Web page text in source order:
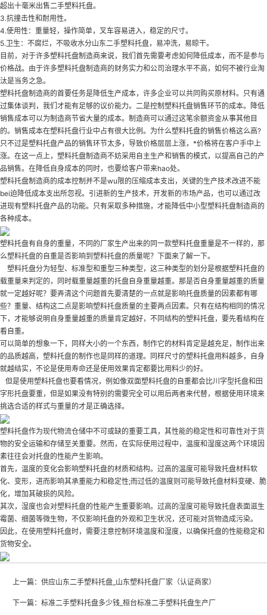
超出十毫米出售二手塑料托盘。
3.抗撞击性和耐用性。
4.使用性：重量轻，操作简单，叉车容易进入，稳定的尺寸。
5.卫生：不腐烂，不吸收水分山东二手塑料托盘，易冲洗，易晾干。
目前，对于许多塑料托盘制造商来说，我们首先需要考虑如何降低成本，而不是参与
价格战。由于许多塑料托盘制造商的财务实力和公司治理水平不高，如何不被行业淘
汰是当务之急。
塑料托盘制造商的首要任务是降低生产成本，许多企业可以共同购买原材料。只有通
过集体谈判，我们才能有足够的议价能力。二是控制塑料托盘销售环节的成本。降低
销售成本可以为制造商节省大量的成本。制造商可以通过这笔余额资金从事其他目
的。销售成本在塑料托盘行业中占有很大比例。为什么塑料托盘的销售价格这么高?
只不过是塑料托盘产品的销售环节太多，导致价格层层上涨，*价格将在客户手中上
涨。在这一点上，塑料托盘制造商不妨采用自主生产和销售的模式，以提高自己的产
品销售。在降低自身成本的同时，也要给客户带来hao处。
塑料托盘制造商的成本控制并不是wu限的压缩成本支出，关键的生产技术改进不能
bei迫降低成本支出所忽视。引进新的生产技术，开发新的市场产品，也可以通过改
进现有塑料托盘产品的功能。只有采取多种措施，才能降低中小型塑料托盘制造商的
各种成本。
塑料托盘有自身的重量，不同的厂家生产出来的同一款塑料托盘重量是不一样的，那
么塑料托盘的自重是否影响到塑料托盘的质量呢？下面来了解一下。
塑料托盘分为轻型、标准型和重型三种类型，这三种类型的划分是根据塑料托盘的
载重量来判定的，同时载重量越重的托盘自身重量越重。那是否自身重量越重的质量
就一定越好呢？要弄清这个问题首先要清楚的一点就是影响托盘质量的因素都有哪
些？重量、结构这二点是影响塑料托盘质量的主要两点因素。只有在结构相同的情况
下，才能够说明自身重量越重的质量肯定越好，不同结构的塑料托盘，要先看结构在
看自重。
可以简单的想象一下，同样大小的一个东西，制作它的材料肯定是越充足，制作出来
的品质越高，塑料托盘的制作也是同样的道理。同样尺寸的塑料托盘用料越多，自身
就越结实，不论是使用寿命还是使用效果肯定都要比用料少的好。
但是使用塑料托盘也要看情况，例如像双面塑料托盘的自重都会比川字型托盘和田
字形托盘要重，但是如果没有特别的需要完全可以用后两者来代替，根据使用环境来
挑选合适的样式与重量的才是正确选择。
塑料托盘作为现代物流仓储中不可或缺的重要工具，其性能的稳定性和可靠性对于货
物的安全运输和存储至关重要。然而，在实际使用过程中，温度和湿度这两个环境因
素往往会对托盘的性能产生影响。
首先，温度的变化会影响塑料托盘的材质和结构。过高的温度可能导致托盘材料软
化、变形，进而影响其承重能力和稳定性;而过低的温度则可能导致托盘材料变硬、脆
化，增加其破损的风险。
其次，湿度也会对塑料托盘的性能产生重要影响。过高的湿度可能导致托盘表面滋生
霉菌、细菌等微生物，不仅影响托盘的外观和卫生状况，还可能对货物造成污染。
因此，在使用塑料托盘时，需要注意控制环境温度和湿度，以确保托盘的性能稳定和
货物安全。
上一篇： 供应山东二手塑料托盘_山东塑料托盘厂家（认证商家）
下一篇： 标准二手塑料托盘多少钱_桓台标准二手塑料托盘生产厂